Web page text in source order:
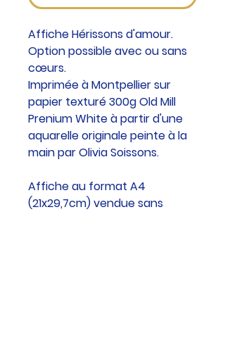
Affiche Hérissons d'amour.
Option possible avec ou sans
cœurs.
Imprimée à Montpellier sur
papier texturé 300g Old Mill
Prenium White à partir d'une
aquarelle originale peinte à la
main par Olivia Soissons.
Affiche au format A4
(21x29,7cm) vendue sans